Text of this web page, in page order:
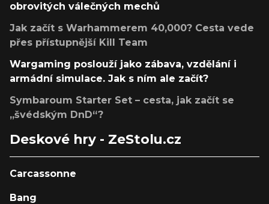
obrovitých válečných mechů
Jak začít s Warhammerem 40,000? Cesta vede
přes přístupnější Kill Team
Wargaming poslouží jako zábava, vzdělání i
armádní simulace. Jak s ním ale začít?
Symbaroum Starter Set – cesta, jak začít se
„švédským DnD“?
Deskové hry - ZeStolu.cz
Carcassonne
Bang